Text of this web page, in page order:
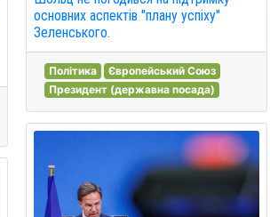
основних аспектів "плану успіху"
Зеленського.
Політика
Європейський Союз
Президент (державна посада)